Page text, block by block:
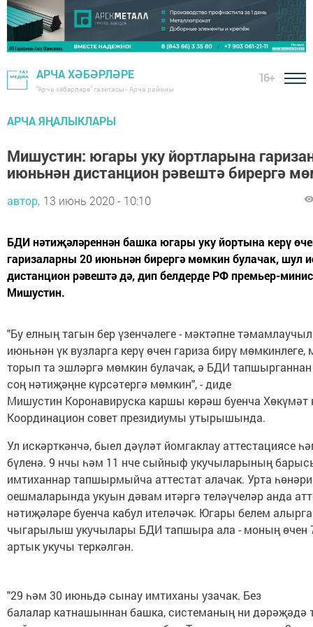
АРЧА ХӘБӘРЛӘРЕ
"Арча хәбәрләре" газетасы - Арча районы
16+
АРЧА ЯҢАЛЫКЛАРЫ
Мишустин: югары уку йортларына
июньнән дистанцион рәвештә бирергә
автор, 13 июнь 2020 - 10:10
БДИ нәтиҗәләреннән башка югары уку йортына керү
гаризаларны 20 июньнән бирергә мөмкин булачак, шул
дистанцион рәвештә дә, дип белдерде РФ премьер-
Мишустин.
"Бу елның тагын бер үзенчәлеге - мәктәпне
июньнән үк вузларга керү өчен гариза бирү
торып та эшләргә мөмкин булачак, ә БДИ тапшырганнан
соң нәтиҗәңне күрсәтергә мөмкин", - диде
Мишустин Коронавируска каршы көрәш буенча
Координацион совет президиумы утырышында.
Ул искәрткәнчә, быел дәүләт йомгаклау аттестациясе
бүленә. 9 нчы һәм 11 нче сыйныф укучыларының
имтиханнар тапшырмыйча аттестат алачак. Урта
оешмаларында укуын дәвам итәргә теләүчеләр анда
нәтиҗәләре буенча кабул ителәчәк. Югары белем
чыгарылыш укучылары БДИ тапшыра ала - моның өчен
артык укучы теркәлгән.
"29 һәм 30 июньдә сынау имтиханы узачак. Без
балалар катнашыннан башка, системаның ни дәрәҗәдә